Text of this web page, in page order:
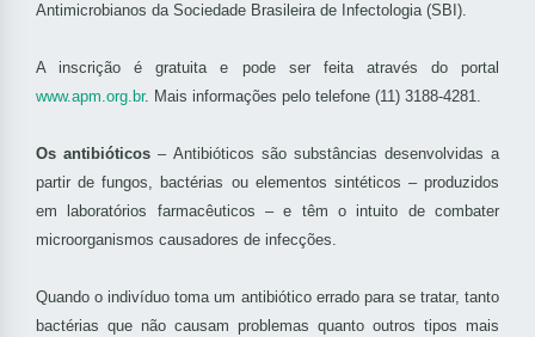
Antimicrobianos da Sociedade Brasileira de Infectologia (SBI).
A inscrição é gratuita e pode ser feita através do portal
www.apm.org.br. Mais informações pelo telefone (11) 3188-4281.
Os antibióticos – Antibióticos são substâncias desenvolvidas a
partir de fungos, bactérias ou elementos sintéticos – produzidos
em laboratórios farmacêuticos – e têm o intuito de combater
microorganismos causadores de infecções.
Quando o indivíduo toma um antibiótico errado para se tratar, tanto
bactérias que não causam problemas quanto outros tipos mais